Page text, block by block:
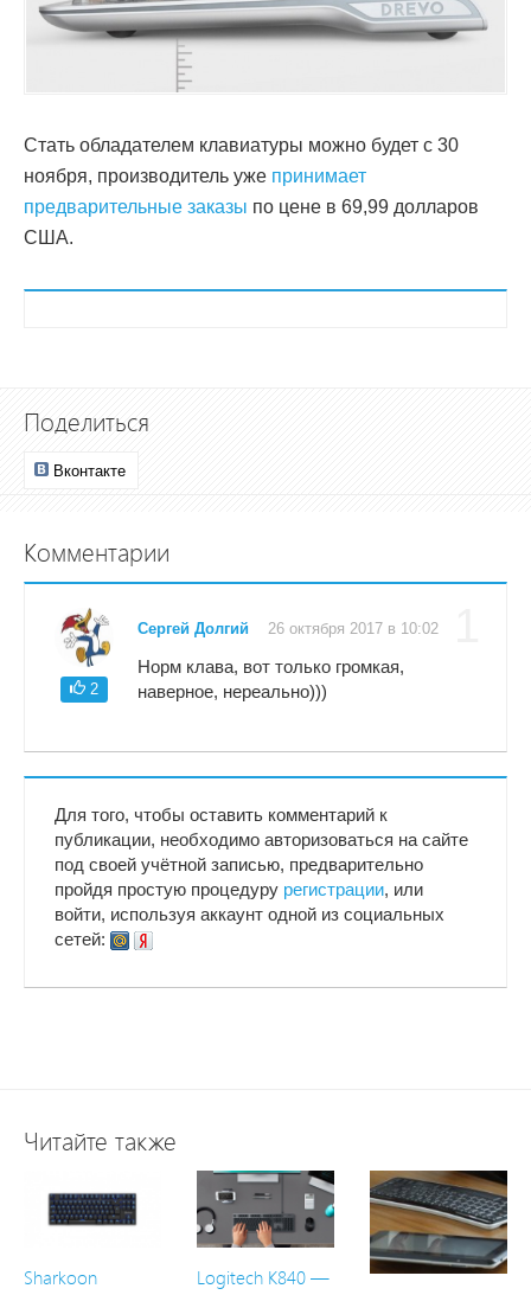
Стать обладателем клавиатуры можно будет с 30
ноября, производитель уже принимает
предварительные заказы по цене в 69,99 долларов
США.
Поделиться
Вконтакте
Комментарии
2
Сергей Долгий 26 октября 2017 в 10:02
Норм клава, вот только громкая,
наверное, нереально)))
Для того, чтобы оставить комментарий к
публикации, необходимо авторизоваться на сайте
под своей учётной записью, предварительно
пройдя простую процедуру регистрации, или
войти, используя аккаунт одной из социальных
сетей:
Читайте также
Sharkoon
Logitech K840 —